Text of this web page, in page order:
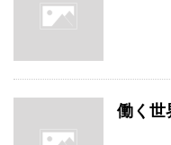
働く世